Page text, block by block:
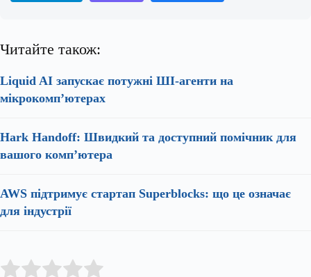
Читайте також:
Liquid AI запускає потужні ШІ-агенти на
мікрокомп’ютерах
Hark Handoff: Швидкий та доступний помічник для
вашого комп’ютера
AWS підтримує стартап Superblocks: що це означає
для індустрії
Rate this item: